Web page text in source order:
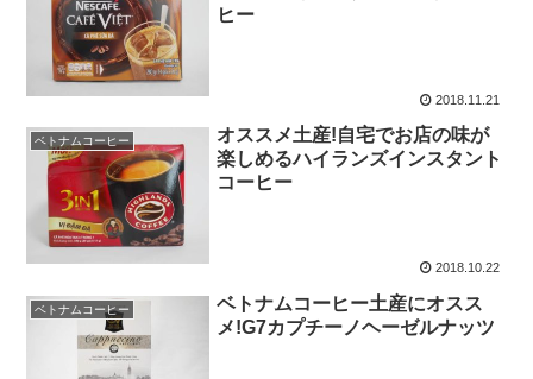
ヒー
2018.11.21
ベトナムコーヒー
オススメ土産!自宅でお店の味が
楽しめるハイランズインスタント
コーヒー
2018.10.22
ベトナムコーヒー
ベトナムコーヒー土産にオスス
メ!G7カプチーノヘーゼルナッツ